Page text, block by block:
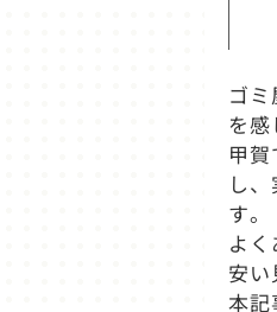
ゴ
を
甲
し
す。
よく
安い
本記